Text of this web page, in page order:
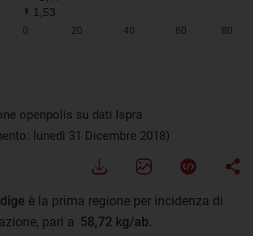
openpolis su dati Ispra
lunedì 31 Dicembre 2018)
è la prima regione per incidenza di
pari a 58,72 kg/ab.